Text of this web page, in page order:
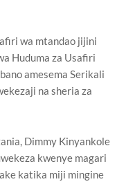
wa mtandao jijini
Huduma za Usafiri
amesema Serikali
na sheria za
Dimmy Kinyankole
kwenye magari
katika miji mingine